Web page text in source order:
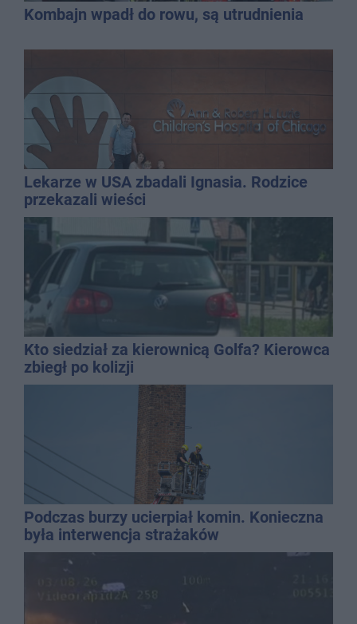
Kombajn wpadł do rowu, są utrudnienia
Lekarze w USA zbadali Ignasia. Rodzice
przekazali wieści
Kto siedział za kierownicą Golfa? Kierowca
zbiegł po kolizji
Podczas burzy ucierpiał komin. Konieczna
była interwencja strażaków